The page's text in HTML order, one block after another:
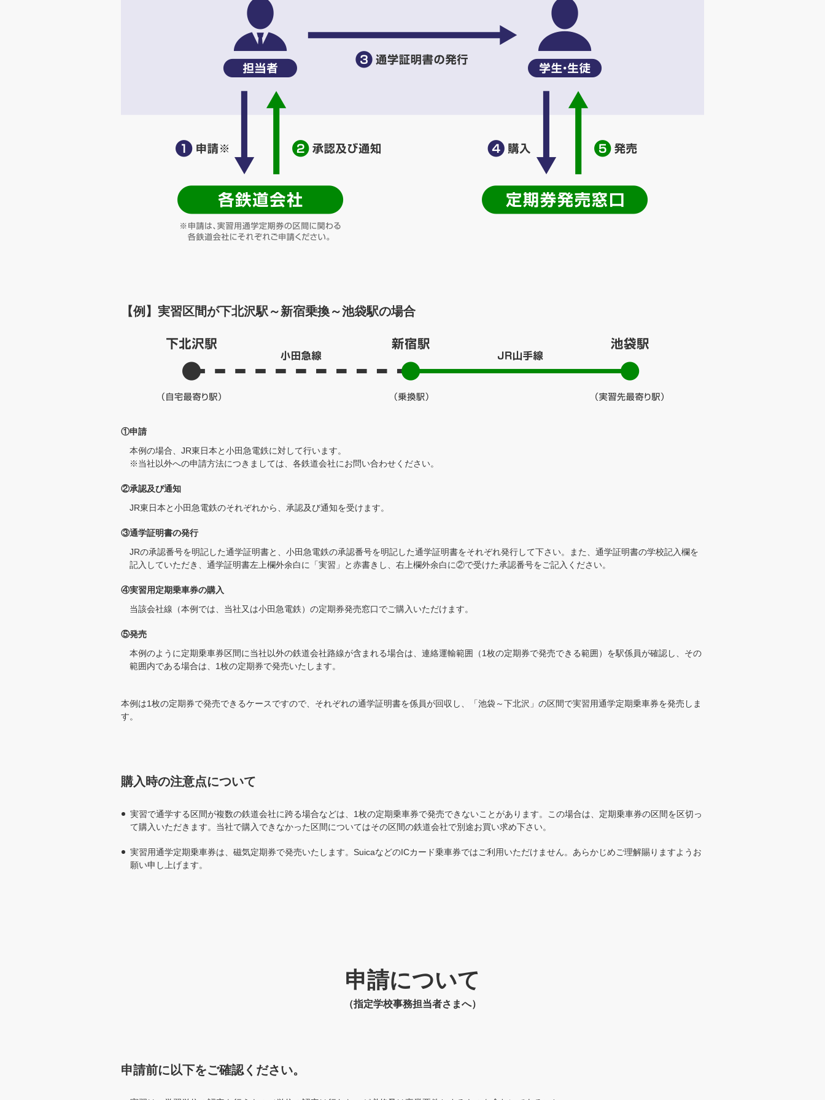
【例】実習区間が下北沢駅～新宿乗換～池袋駅の場合
①申請
本例の場合、JR東日本と小田急電鉄に対して行います。
※当社以外への申請方法につきましては、各鉄道会社にお問い合わせください。
②承認及び通知
JR東日本と小田急電鉄のそれぞれから、承認及び通知を受けます。
③通学証明書の発行
JRの承認番号を明記した通学証明書と、小田急電鉄の承認番号を明記した通学証明書をそれぞれ発行して下さい。また、通学証明書の学校記入欄を
記入していただき、通学証明書左上欄外余白に「実習」と赤書きし、右上欄外余白に②で受けた承認番号をご記入ください。
④実習用定期乗車券の購入
当該会社線（本例では、当社又は小田急電鉄）の定期券発売窓口でご購入いただけます。
⑤発売
本例のように定期乗車券区間に当社以外の鉄道会社路線が含まれる場合は、連絡運輸範囲（1枚の定期券で発売できる範囲）を駅係員が確認し、その
範囲内である場合は、1枚の定期券で発売いたします。
本例は1枚の定期券で発売できるケースですので、それぞれの通学証明書を係員が回収し、「池袋～下北沢」の区間で実習用通学定期乗車券を発売しま
す。
購入時の注意点について
実習で通学する区間が複数の鉄道会社に跨る場合などは、1枚の定期乗車券で発売できないことがあります。この場合は、定期乗車券の区間を区切っ
て購入いただきます。当社で購入できなかった区間についてはその区間の鉄道会社で別途お買い求め下さい。
実習用通学定期乗車券は、磁気定期券で発売いたします。SuicaなどのICカード乗車券ではご利用いただけません。あらかじめご理解賜りますようお
願い申し上げます。
申請について
（指定学校事務担当者さまへ）
申請前に以下をご確認ください。